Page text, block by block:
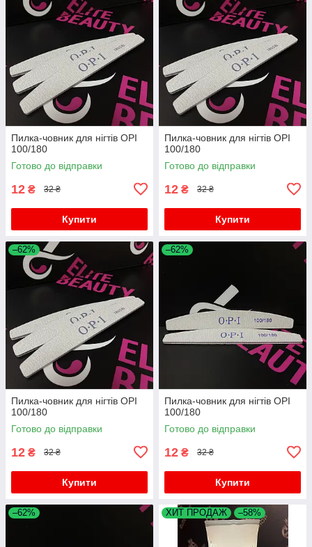
Пилка-човник для нігтів OPI
100/180
Готово до відправки
12 ₴ 32 ₴
Купити
Пилка-човник для нігтів OPI
100/180
Готово до відправки
12 ₴ 32 ₴
Купити
–62%
Пилка-човник для нігтів OPI
100/180
Готово до відправки
12 ₴ 32 ₴
Купити
–62%
Пилка-човник для нігтів OPI
100/180
Готово до відправки
12 ₴ 32 ₴
Купити
–62% ХИТ ПРОДАЖ –58%